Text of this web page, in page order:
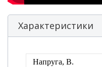
Характеристики
Напруга, В.